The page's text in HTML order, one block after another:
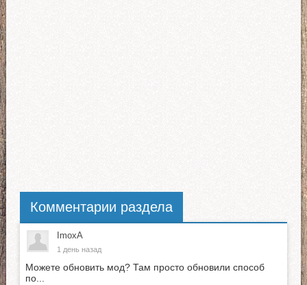
Комментарии раздела
ImoxA
1 день назад
Можете обновить мод? Там просто обновили способ
по...